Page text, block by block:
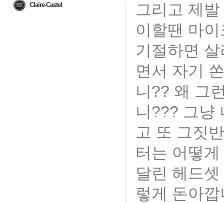
Claire-Castel
그리고 제
이할땐 마
기절하면
면서 자기
니?? 왜 그
니??? 그냥
고 또 그짓
터는 어떻
달린 헤드
렇게 돈아